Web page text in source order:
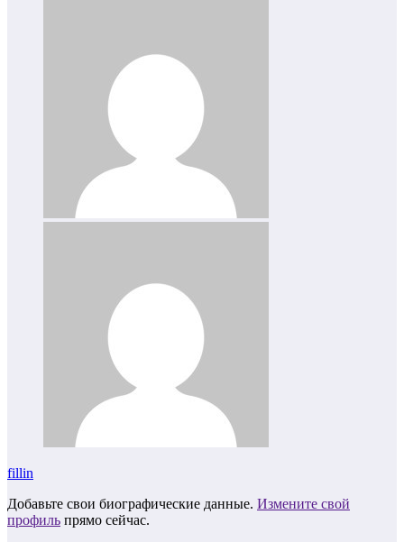
fillin
Добавьте свои биографические данные. Измените свой
профиль прямо сейчас.